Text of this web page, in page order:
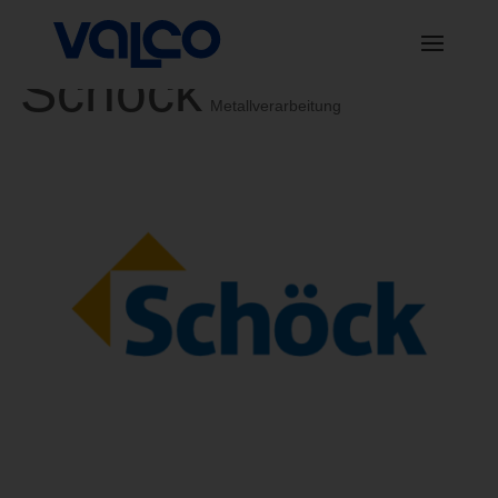
Schöck Metallverarbeitung